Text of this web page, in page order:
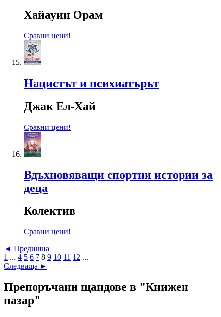
Хайауин Орам
Сравни цени!
Нацистът и психиатърът
Джак Ел-Хай
Сравни цени!
Вдъхновяващи спортни истории за
деца
Колектив
Сравни цени!
◄ Предишна
1 ... 4 5 6 7 8 9 10 11 12 ...
Следваща ►
Препоръчани щандове в "Книжен
пазар"